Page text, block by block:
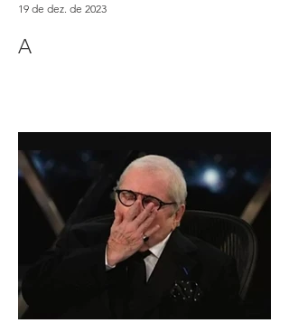
A
19 de dez. de 2023